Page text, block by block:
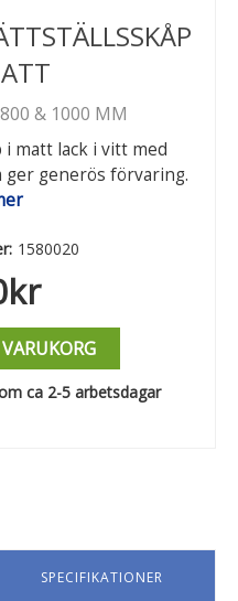
& 1000 MM
i matt lack i vitt med
ger generös förvaring.
1580020
kr
ca 2-5 arbetsdagar
SPECIFIKATIONER